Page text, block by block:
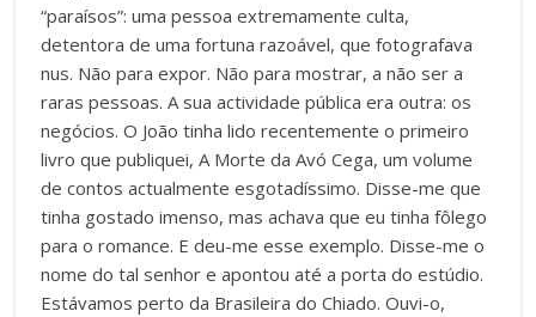
“paraísos”: uma pessoa extremamente culta,
detentora de uma fortuna razoável, que fotografava
nus. Não para expor. Não para mostrar, a não ser a
raras pessoas. A sua actividade pública era outra: os
negócios. O João tinha lido recentemente o primeiro
livro que publiquei, A Morte da Avó Cega, um volume
de contos actualmente esgotadíssimo. Disse-me que
tinha gostado imenso, mas achava que eu tinha fôlego
para o romance. E deu-me esse exemplo. Disse-me o
nome do tal senhor e apontou até a porta do estúdio.
Estávamos perto da Brasileira do Chiado. Ouvi-o,